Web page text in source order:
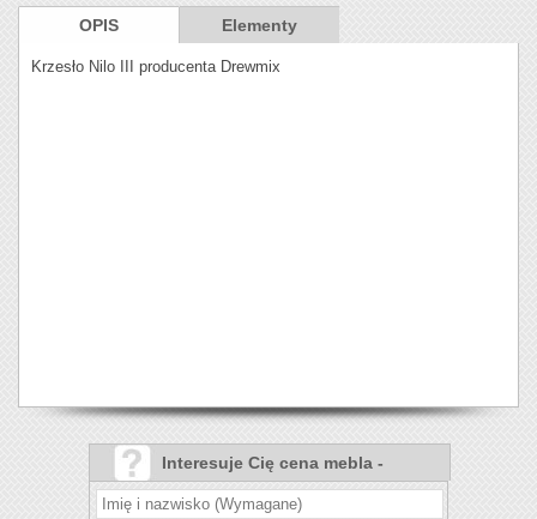
OPIS Elementy
Krzesło Nilo III producenta Drewmix
Interesuje Cię cena mebla -
Krzesło Nilo III?